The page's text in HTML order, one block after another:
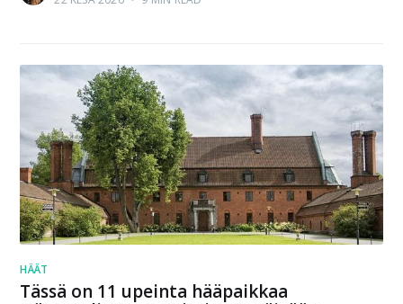
HÄÄT
Tässä on 11 upeinta hääpaikkaa